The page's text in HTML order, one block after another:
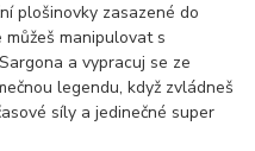
plošinovky zasazené do
manipulovat s
a vypracuj se ze
legendu, když zvládneš
síly a jedinečné super